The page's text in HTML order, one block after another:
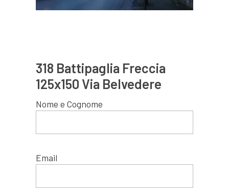
318 Battipaglia Freccia
125x150 Via Belvedere
Nome e Cognome
Email